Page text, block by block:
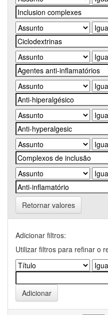
Retornar valores
Adicionar filtros:
Utilizar filtros para refinar o